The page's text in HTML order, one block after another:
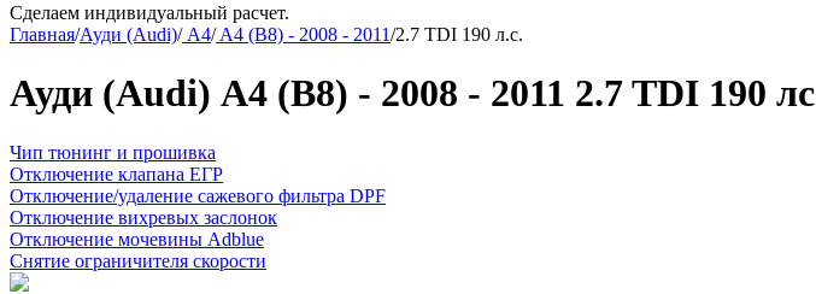
Сделаем индивидуальный расчет.
Главная/Ауди (Audi)/A4/A4 (B8) - 2008 - 2011/2.7 TDI 190 л.с.
Ауди (Audi) A4 (B8) - 2008 - 2011 2.7 TDI 190 лс
Чип тюнинг и прошивка
Отключение клапана ЕГР
Отключение/удаление сажевого фильтра DPF
Отключение вихревых заслонок
Отключение мочевины Adblue
Снятие ограничителя скорости